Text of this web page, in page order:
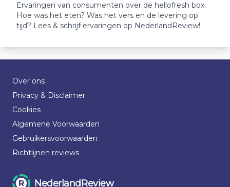
Ervaringen van consumenten over de hellofresh box.
Hoe was het eten? Was het vers en de levering op
tijd? Lees & schrijf ervaringen op NederlandReview!
Over ons
Privacy & Disclaimer
Cookies
Algemene Voorwaarden
Gebruikersvoorwaarden
Richtlijnen reviews
NederlandReview